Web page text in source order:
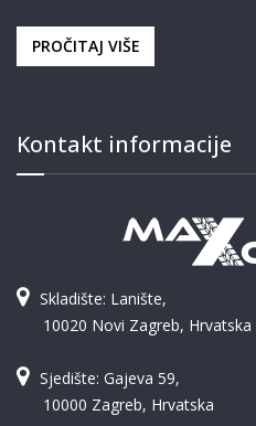
PROČITAJ VIŠE
Kontakt informacije
Skladište: Lanište,
10020 Novi Zagreb, Hrvatska
Sjedište: Gajeva 59,
10000 Zagreb, Hrvatska